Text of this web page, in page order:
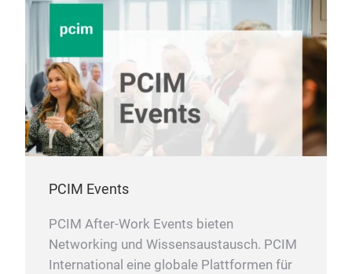
PCIM Events
PCIM After-Work Events bieten
Networking und Wissensaustausch. PCIM
International eine globale Plattformen für